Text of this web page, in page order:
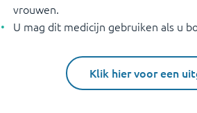
vrouwen.
U mag dit medicijn gebruiken als u
Klik hier voor een